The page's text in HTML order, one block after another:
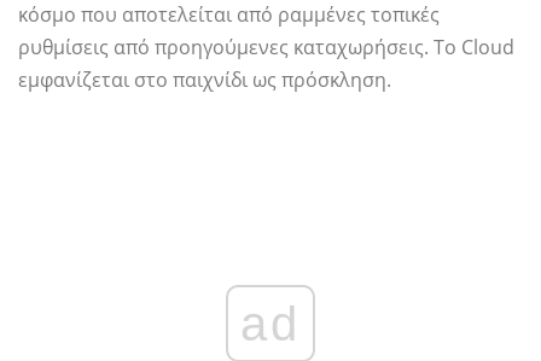
κόσμο που αποτελείται από ραμμένες τοπικές
ρυθμίσεις από προηγούμενες καταχωρήσεις. Το Cloud
εμφανίζεται στο παιχνίδι ως πρόσκληση.
ad